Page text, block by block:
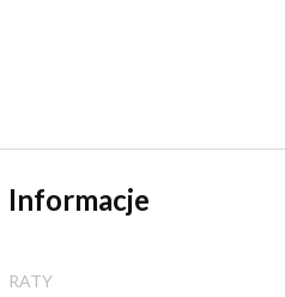
Informacje
RATY